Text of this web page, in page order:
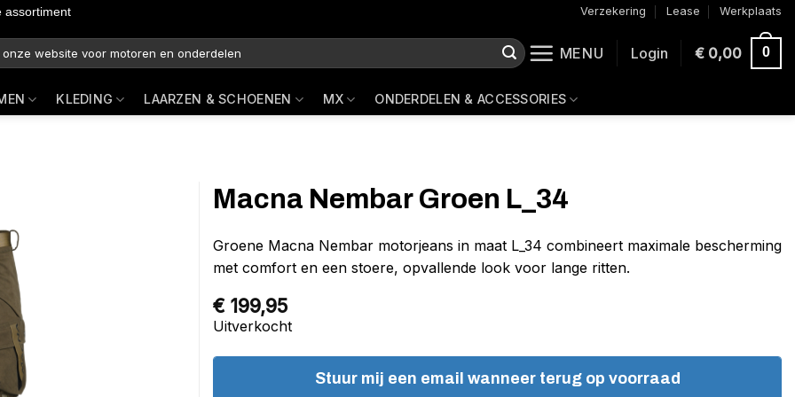
assortiment Verzekering Lease Werkplaats
MENU Login €0,00 0
KLEDING LAARZEN & SCHOENEN MX ONDERDELEN & ACCESSORIES
Macna Nembar Groen L_34
Groene Macna Nembar motorjeans in maat L_34 combineert maximale bescherming
met comfort en een stoere, opvallende look voor lange ritten.
€ 199,95
Uitverkocht
Stuur mij een email wanneer terug op voorraad